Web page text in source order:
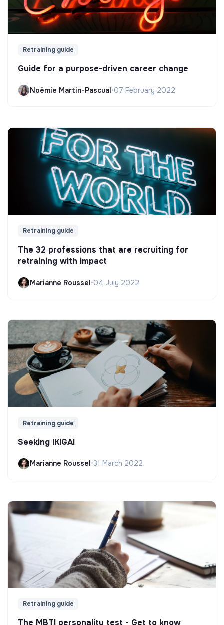
Retraining guide
Guide for a purpose-driven career change
Noëmie Martin-Pascual•07 February 2022
Retraining guide
The 32 professions that are recruiting for
retraining with impact
Marianne Roussel•04 July 2022
Retraining guide
Seeking IKIGAI
Marianne Roussel•31 March 2022
Retraining guide